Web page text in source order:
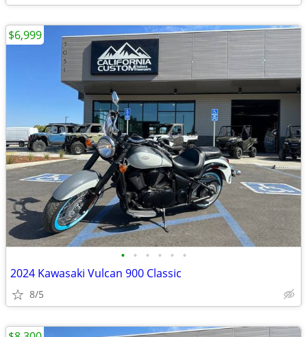
• • • • • •
2024 Kawasaki Vulcan 900 Classic
8/5
$6,999